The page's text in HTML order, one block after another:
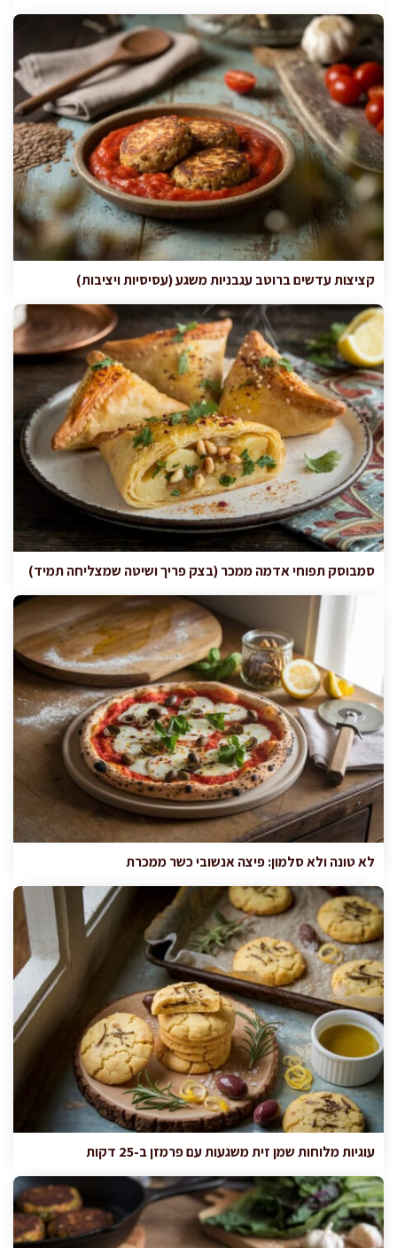
קציצות עדשים ברוטב עגבניות משגע (עסיסיות ויציבות)
סמבוסק תפוחי אדמה ממכר (בצק פריך ושיטה שמצליחה תמיד)
לא טונה ולא סלמון: פיצה אנשובי כשר ממכרת
עוגיות מלוחות שמן זית משגעות עם פרמזן ב-25 דקות